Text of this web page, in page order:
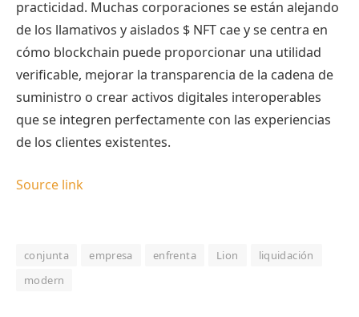
practicidad. Muchas corporaciones se están alejando
de los llamativos y aislados $ NFT cae y se centra en
cómo blockchain puede proporcionar una utilidad
verificable, mejorar la transparencia de la cadena de
suministro o crear activos digitales interoperables
que se integren perfectamente con las experiencias
de los clientes existentes.
Source link
conjunta empresa enfrenta Lion
liquidación
modern